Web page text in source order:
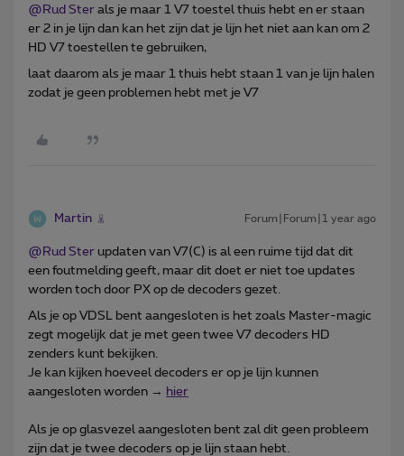
@Rud Ster als je maar 1 V7 toestel thuis hebt en er staan
er 2 in je lijn dan kan het zijn dat je lijn het niet aan kan om 2
HD V7 toestellen te gebruiken,
laat daarom als je maar 1 thuis hebt staan 1 van je lijn halen
zodat je geen problemen hebt met je V7
Martin Forum|Forum|1 year ago
@Rud Ster updaten van V7(C) is al een ruime tijd dat dit
een foutmelding geeft, maar dit doet er niet toe updates
worden toch door PX op de decoders gezet.
Als je op VDSL bent aangesloten is het zoals Master-magic
zegt mogelijk dat je met geen twee V7 decoders HD
zenders kunt bekijken.
Je kan kijken hoeveel decoders er op je lijn kunnen
aangesloten worden → hier
Als je op glasvezel aangesloten bent zal dit geen probleem
zijn dat je twee decoders op je lijn staan hebt.